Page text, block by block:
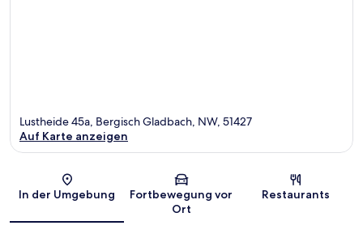
Karte
Lustheide 45a, Bergisch Gladbach, NW, 51427
Auf Karte anzeigen
In der Umgebung
Fortbewegung vor
Ort
Restaurants